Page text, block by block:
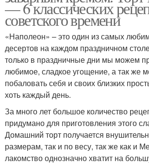
— 6 классических
советского времени
«Наполеон» – это один из самых
десертов на каждом праздничном
только в праздничные дни мы можем
любимое, сладкое угощение, а так же
побаловать себя и своих близких
хоть каждый день.
За много лет большое количество
придумано для приготовления этого
Домашний торт получается
размерам, так и по весу, так же как и
лакомство однозначно хватит на